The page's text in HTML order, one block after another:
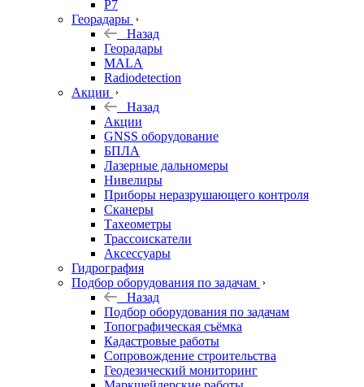
Р7
Георадары
Назад
Георадары
MALA
Radiodetection
Акции
Назад
Акции
GNSS оборудование
БПЛА
Лазерные дальномеры
Нивелиры
Приборы неразрушающего контроля
Сканеры
Тахеометры
Трассоискатели
Аксессуары
Гидрография
Подбор оборудования по задачам
Назад
Подбор оборудования по задачам
Топографическая съёмка
Кадастровые работы
Сопровождение строительства
Геодезический мониторинг